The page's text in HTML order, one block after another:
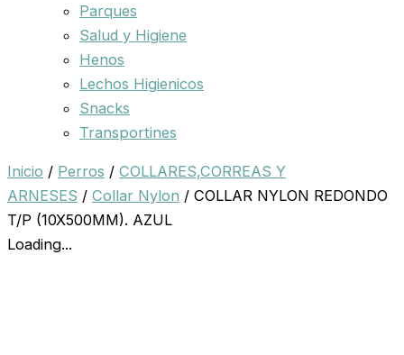
Parques
Salud y Higiene
Henos
Lechos Higienicos
Snacks
Transportines
Inicio / Perros / COLLARES,CORREAS Y
ARNESES / Collar Nylon / COLLAR NYLON REDONDO
T/P (10X500MM). AZUL
Loading...